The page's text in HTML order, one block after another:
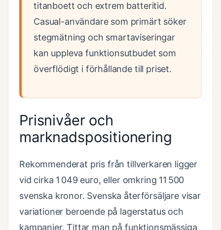
titanboett och extrem batteritid.
Casual-användare som primärt söker
stegmätning och smartaviseringar
kan uppleva funktionsutbudet som
överflödigt i förhållande till priset.
Prisnivåer och
marknadspositionering
Rekommenderat pris från tillverkaren ligger
vid cirka 1 049 euro, eller omkring 11 500
svenska kronor. Svenska återförsäljare visar
variationer beroende på lagerstatus och
kampanjer. Tittar man på funktionsmässiga